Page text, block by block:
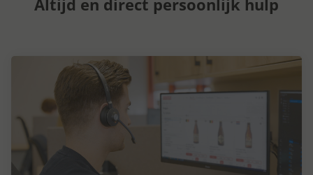
Altijd en direct persoonlijk hulp